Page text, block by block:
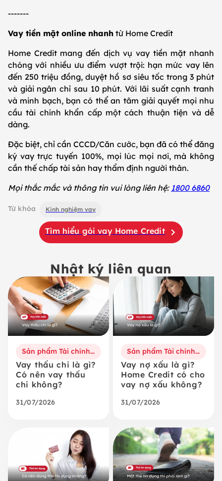
-------
Vay tiền mặt online nhanh từ Home Credit
Home Credit mang đến dịch vụ vay tiền mặt nhanh
chóng với nhiều ưu điểm vượt trội: hạn mức vay lên
đến 250 triệu đồng, duyệt hồ sơ siêu tốc trong 3 phút
và giải ngân chỉ sau 10 phút. Với lãi suất cạnh tranh
và minh bạch, bạn có thể an tâm giải quyết mọi nhu
cầu tài chính khẩn cấp một cách thuận tiện và dễ
dàng.
Đặc biệt, chỉ cần CCCD/Căn cước, bạn đã có thể đăng
ký vay trực tuyến 100%, mọi lúc mọi nơi, mà không
cần thế chấp tài sản hay thẩm định người thân.
Mọi thắc mắc và thông tin vui lòng liên hệ: 1800 6860
Từ khóa Kinh nghiệm vay
Tìm hiểu gói vay Home Credit
Nhật ký liên quan
Sản phẩm Tài chính số
Vay thấu chi là gì?
Có nên vay thấu
chi không?
31/07/2026
Sản phẩm Tài chính số
Vay nợ xấu là gì?
Home Credit có cho
vay nợ xấu không?
31/07/2026